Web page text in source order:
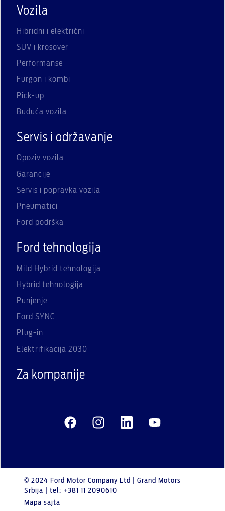
Vozila
Hibridni i električni
SUV i krosover
Performanse
Furgon i kombi
Pick-up
Buduća vozila
Servis i održavanje
Opoziv vozila
Garancije
Servis i popravka vozila
Pneumatici
Ford podrška
Ford tehnologija
Mild Hybrid tehnologija
Hybrid tehnologija
Punjenje
Ford SYNC
Plug-in
Elektrifikacija 2030
Za kompanije
© 2024 Ford Motor Company Ltd | Grand Motors
Srbija | tel: +381 11 2090610
Mapa sajta